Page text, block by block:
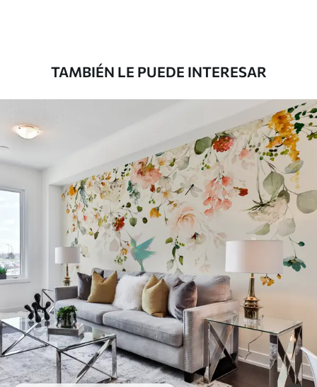
Vinilo Premium
199833.33119900.00$/m²
TAMBIÉN LE PUEDE INTERESAR